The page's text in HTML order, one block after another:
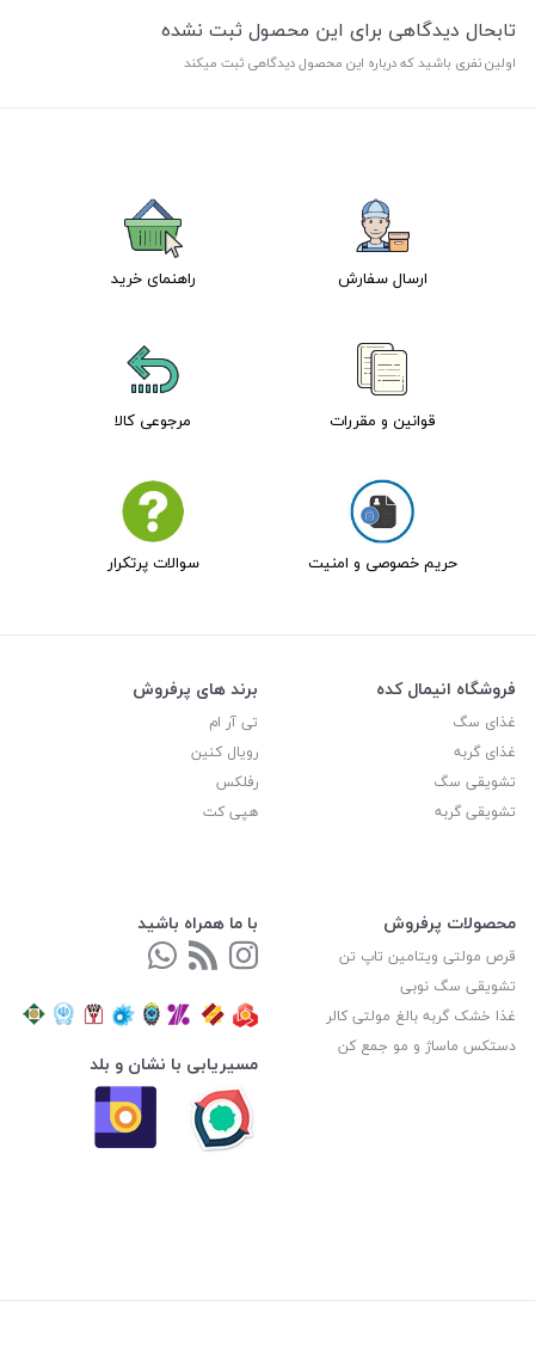
تابحال دیدگاهی برای این محصول ثبت نشده
اولین نفری باشید که درباره این محصول دیدگاهی ثبت میکند
ارسال سفارش راهنمای خرید
قوانین و مقررات مرجوعی کالا
حریم خصوصی و امنیت سوالات پرتکرار
فروشگاه انیمال کده
غذای سگ
غذای گربه
تشویقی سگ
تشویقی گربه
برند های پرفروش
تی آر ام
رویال کنین
رفلکس
هپی کت
محصولات پرفروش
قرص مولتی ویتامین تاپ تن
تشویقی سگ نوبی
غذا خشک گربه بالغ مولتی کالر
دستکس ماساژ و مو جمع کن
با ما همراه باشید
مسیریابی با نشان و بلد